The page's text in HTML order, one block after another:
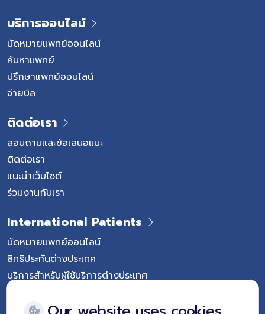
บริการออนไลน์
นัดหมายแพทย์ออนไลน์
ค้นหาแพทย์
ปรึกษาแพทย์ออนไลน์
จ่ายบิล
ติดต่อเรา
สอบถามและข้อเสนอแนะ
ติดต่อเรา
แนะนำเว็บไซต์
ร่วมงานกับเรา
International Patients
นัดหมายแพทย์ออนไลน์
สิทธิประกันต่างประเทศ
บริการสำหรับผู้ใช้บริการต่างประเทศ
Follow Vejthani International Hospital